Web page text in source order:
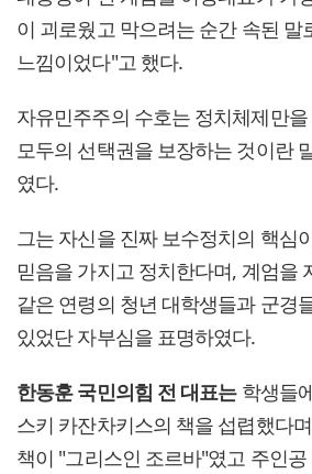
이 괴로웠고 막으려는 순간 속된 말
느낌이었다"고 했다.
자유민주주의 수호는 정치체제만
모두의 선택권을 보장하는 것이란
였다.
그는 자신을 진짜 보수정치의 핵심
믿음을 가지고 정치한다며, 계엄을
같은 연령의 청년 대학생들과 군경
있었단 자부심을 표명하였다.
한동훈 국민의힘 전 대표는학생들
스키 카잔차키스의 책을 섭렵했다
책이 "그리스인 조르바"였고 주인